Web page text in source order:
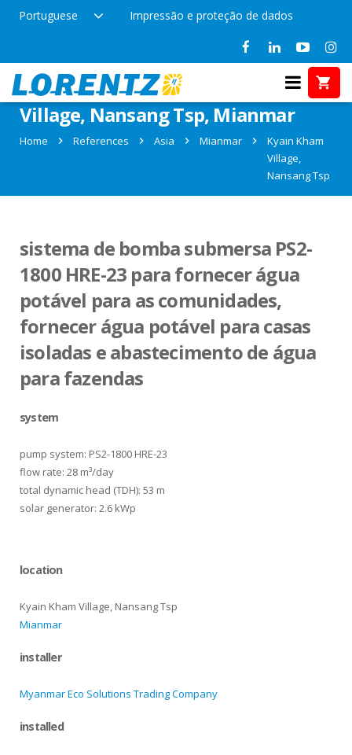
Portuguese Impressão e proteção de dados
References in Kyain Kham
Village, Nansang Tsp, Mianmar
Home References Asia Mianmar
Kyain Kham
Village,
Nansang Tsp
sistema de bomba submersa PS2-
1800 HRE-23 para fornecer água
potável para as comunidades,
fornecer água potável para casas
isoladas e abastecimento de água
para fazendas
system
pump system: PS2-1800 HRE-23
flow rate: 28 m³/day
total dynamic head (TDH): 53 m
solar generator: 2.6 kWp
location
Kyain Kham Village, Nansang Tsp
Mianmar
installer
Myanmar Eco Solutions Trading Company
installed